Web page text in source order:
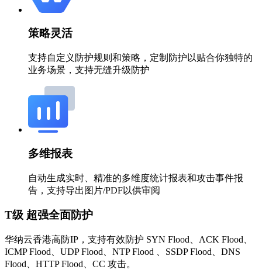
策略灵活
支持自定义防护规则和策略，定制防护以贴合你独特的
业务场景，支持无缝升级防护
多维报表
自动生成实时、精准的多维度统计报表和攻击事件报
告，支持导出图片/PDF以供审阅
T级 超强全面防护
华纳云香港高防IP，支持有效防护 SYN Flood、ACK Flood、
ICMP Flood、UDP Flood、NTP Flood 、SSDP Flood、DNS
Flood、HTTP Flood、CC 攻击。